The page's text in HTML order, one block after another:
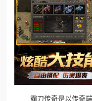
霸刀传奇是以传奇